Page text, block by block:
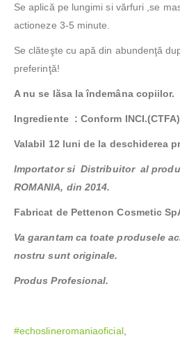
Se aplică pe lungimi si vărfuri ,se
actioneze 3-5 minute.
Se clăteşte cu apă din abundenţă
preferinţă!
A nu se lăsa la îndemâna copiilor.
Ingrediente : Conform INCI.(CTFA)
Valabil 12 luni de la deschiderea
Importator si Distribuitor al
ROMANIA, din 2014.
Fabricat de Pettenon Cosmetic
Va garantam ca toate produsele
nostru sunt originale.
Produs Profesional.
#echoslineromaniaoficial,